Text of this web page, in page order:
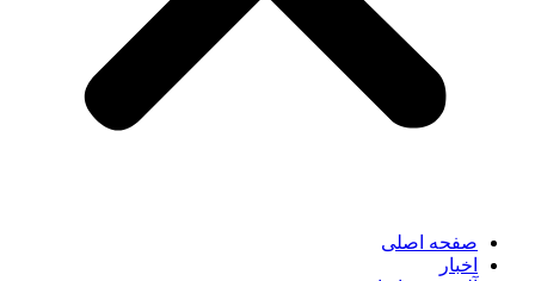
صفحه اصلی
اخبار